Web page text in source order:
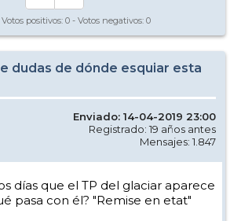
al primer remonte. Los edificios son feos,
determinadas edades prima la comodidad.
positivos: 0 - Votos negativos: 0
dudas de dónde esquiar esta
Enviado: 14-04-2019 23:00
Registrado: 19 años antes
Mensajes: 1.847
días que el TP del glaciar aparece
pasa con él? "Remise en etat"